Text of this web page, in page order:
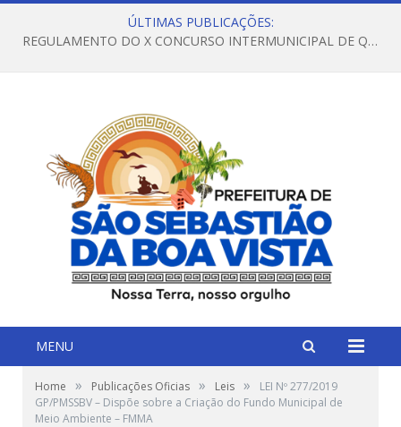
ÚLTIMAS PUBLICAÇÕES:
REGULAMENTO DO X CONCURSO INTERMUNICIPAL DE QUADRILHAS JUNINAS – 2026 – ARRAIÁ DA VENEZA
MENU
Home » Publicações Oficias » Leis »
LEI Nº 277/2019
GP/PMSSBV – Dispõe sobre a Criação do Fundo Municipal de
Meio Ambiente – FMMA